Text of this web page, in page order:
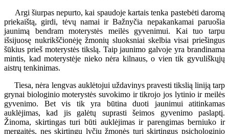
Argi šiurpas nepurto, kai spaudoje kartais tenka pastebėti daromą
priekaištą, girdi, tėvų namai ir Bažnyčia nepakankamai paruošia
jaunimą bendram moterystės meilės gyvenimui. Kai tuo tarpu
išsijuosę nukrikščionėję žmonių sluoksniai skelbia visai priešingus
šūkius prieš moterystės tikslą. Taip jaunimo galvoje yra brandinama
mintis, kad moterystėje nieko nėra kilnaus, o vien tik gyvuliškųjų
aistrų tenkinimas.
Tiesa, nėra lengvas auklėtojui uždavinys pravesti tikslią liniją tarp
grynai biologinio moterystės suvokimo ir tikrojo jos lytinio ir meilės
gyvenimo. Bet vis tik yra būtina duoti jaunimui atitinkamas
auklėjimas, kad jis galėtų suprasti šeimos gyvenimo paslaptį.
Žinoma, skirtingas turi būti auklėjimas ir parengimas berniuko ir
mergaitės, nes skirtingų lyčių žmonės turi skirtingus psichologinio